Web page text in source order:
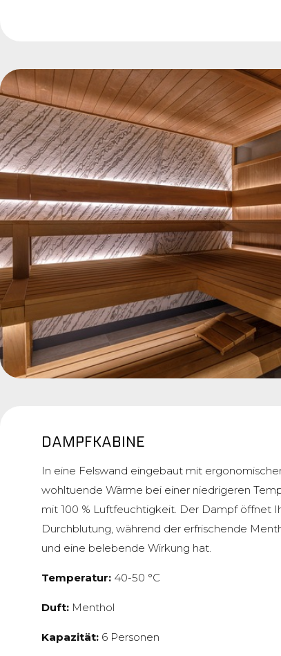
DAMPFKABINE
In eine Felswand eingebaut mit
wohltuende Wärme bei einer niedrigeren
mit 100 % Luftfeuchtigkeit. Der Dampf öffnet
Durchblutung, während der erfrischende
und eine belebende Wirkung hat.
Temperatur: 40-50 °C
Duft: Menthol
Kapazität: 6 Personen